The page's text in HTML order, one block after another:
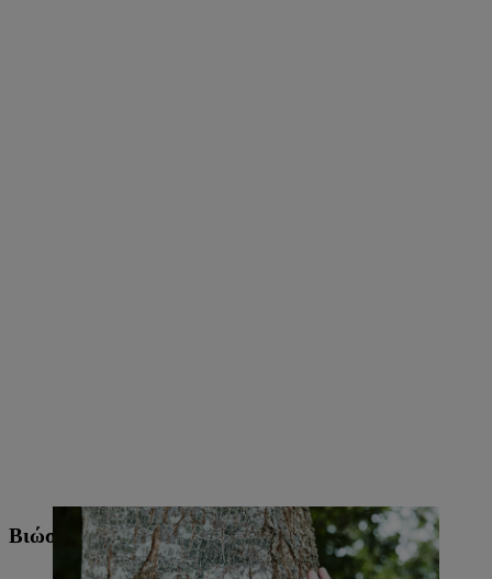
Βιώσιμη διακυβέρνηση